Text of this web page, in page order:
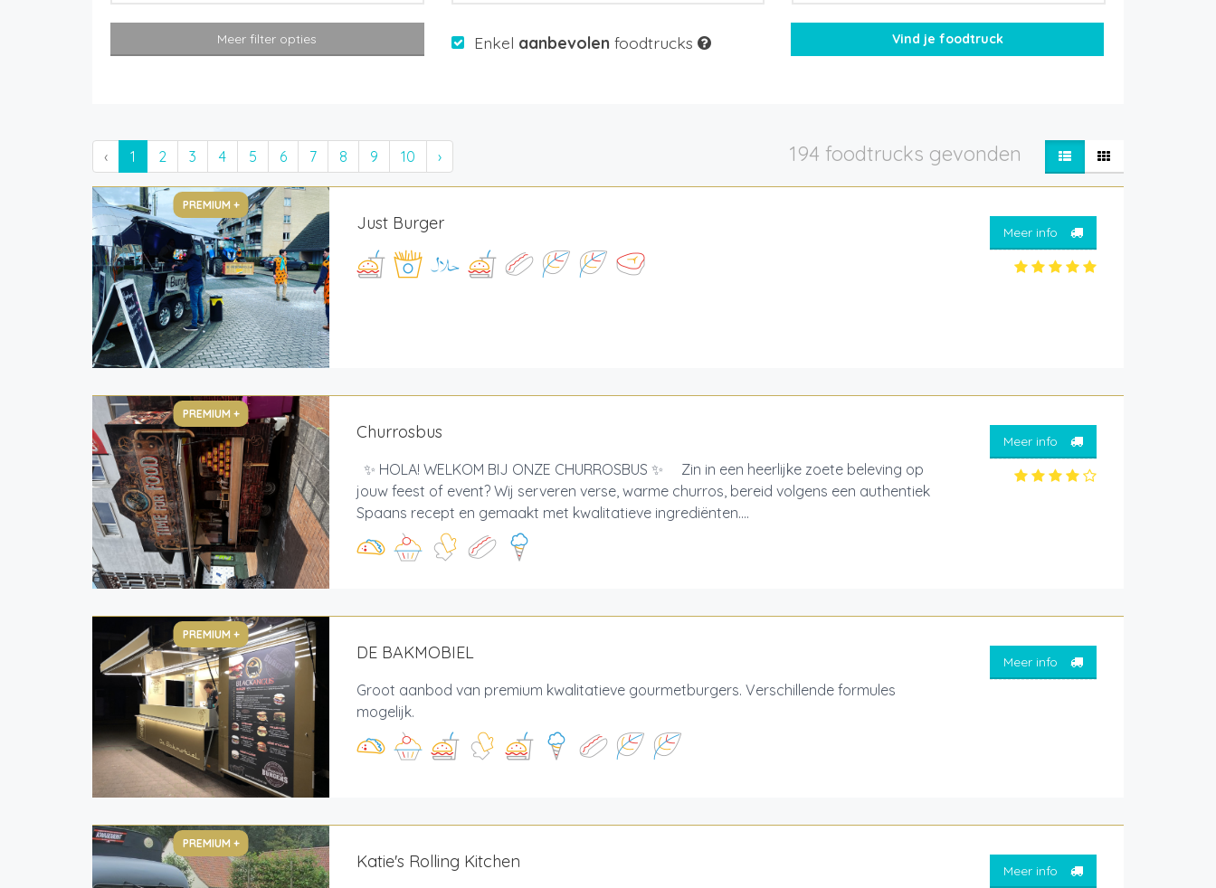
Meer filter opties Enkel aanbevolen foodtrucks
‹ 1 2 3 4 5 6 7 8 9 10 › 194 foodtrucks gevonden
PREMIUM +
Just Burger Meer info
PREMIUM +
Churrosbus
✨ HOLA! WELKOM BIJ ONZE CHURROSBUS ✨ Zin in een heerlijke zoete beleving op
jouw feest of event? Wij serveren verse, warme churros, bereid volgens een authentiek
Spaans recept en gemaakt met kwalitatieve ingrediënten....
Meer info
PREMIUM +
DE BAKMOBIEL
Groot aanbod van premium kwalitatieve gourmetburgers. Verschillende formules
mogelijk.
Meer info
PREMIUM +
Katie's Rolling Kitchen Meer info